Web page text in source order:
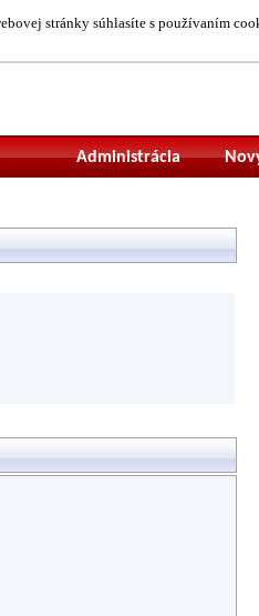
stránky súhlasíte s používaním
Administrácia